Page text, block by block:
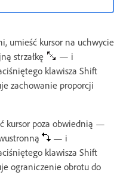
umieść kursor na uchwycie
strzałkę
— i
klawisza Shift
zachowanie proporcji
kursor poza obwiednią —
— i
klawisza Shift
ograniczenie obrotu do